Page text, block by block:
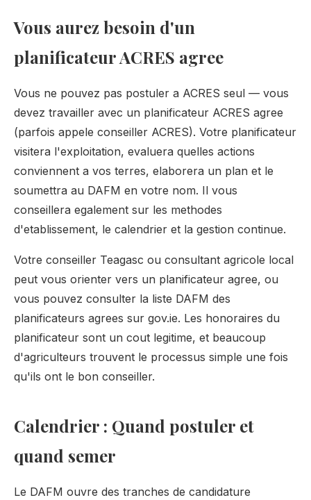
Vous aurez besoin d'un
planificateur ACRES agree
Vous ne pouvez pas postuler a ACRES seul — vous
devez travailler avec un planificateur ACRES agree
(parfois appele conseiller ACRES). Votre planificateur
visitera l'exploitation, evaluera quelles actions
conviennent a vos terres, elaborera un plan et le
soumettra au DAFM en votre nom. Il vous
conseillera egalement sur les methodes
d'etablissement, le calendrier et la gestion continue.
Votre conseiller Teagasc ou consultant agricole local
peut vous orienter vers un planificateur agree, ou
vous pouvez consulter la liste DAFM des
planificateurs agrees sur gov.ie. Les honoraires du
planificateur sont un cout legitime, et beaucoup
d'agriculteurs trouvent le processus simple une fois
qu'ils ont le bon conseiller.
Calendrier : Quand postuler et
quand semer
Le DAFM ouvre des tranches de candidature